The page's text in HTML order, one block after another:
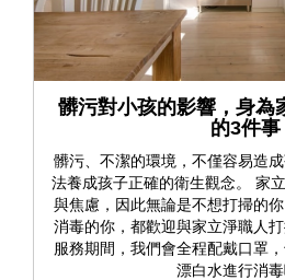
髒污對小孩的影響，身為
的3件事
髒污、不潔的環境，不僅容易造
法養成孩子正確的衛生觀念。 家
與焦慮，因此無論是不想打掃的
消毒的你，都歡迎與家立淨職人
服務期間，我們會全程配戴口罩
漂白水進行消毒